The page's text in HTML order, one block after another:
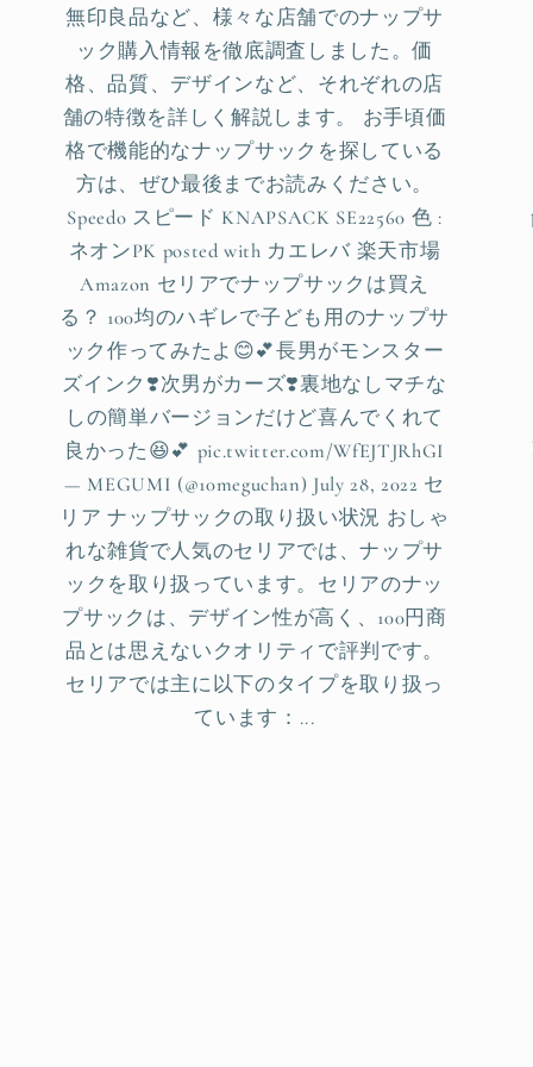
無印良品など、様々な店舗でのナップサ
ック購入情報を徹底調査しました。価
格、品質、デザインなど、それぞれの店
舗の特徴を詳しく解説します。 お手頃価
格で機能的なナップサックを探している
方は、ぜひ最後までお読みください。
Speedo スピード KNAPSACK SE22560 色 :
ネオンPK posted with カエレバ 楽天市場
Amazon セリアでナップサックは買え
る？ 100均のハギレで子ども用のナップサ
ック作ってみたよ😊💕長男がモンスター
ズインク❣️次男がカーズ❣️裏地なしマチな
しの簡単バージョンだけど喜んでくれて
良かった😆💕 pic.twitter.com/WfEJTJRhGI
— MEGUMI (@10meguchan) July 28, 2022 セ
リア ナップサックの取り扱い状況 おしゃ
れな雑貨で人気のセリアでは、ナップサ
ックを取り扱っています。セリアのナッ
プサックは、デザイン性が高く、100円商
品とは思えないクオリティで評判です。
セリアでは主に以下のタイプを取り扱っ
ています：...